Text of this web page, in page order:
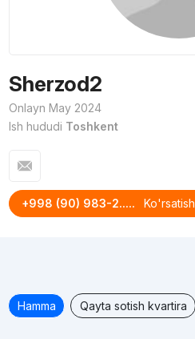
Sherzod2
Onlayn May 2024
Ish hududi Toshkent
+998 (90) 983-2..... Ko'rsatish
Hamma Qayta sotish kvartira